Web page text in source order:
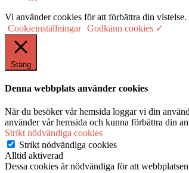
Vi använder cookies för att förbättra din
Cookieinställningar Godkänn cookies ✓
Stäng
Denna webbplats använder cookies
När du besöker vår hemsida loggar vi din
använder vår hemsida och kunna förbättra din
Strikt nödvändiga cookies
Strikt nödvändiga cookies
Alltid aktiverad
Dessa cookies är nödvändiga för att